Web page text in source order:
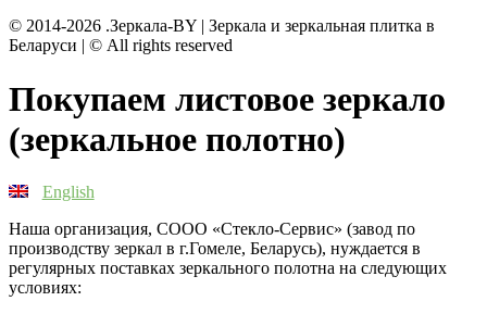
© 2014-2026 .Зеркала-BY | Зеркала и зеркальная плитка в
Беларуси | © All rights reserved
Покупаем листовое зеркало
(зеркальное полотно)
English
Наша организация, СООО «Стекло-Сервис» (завод по
производству зеркал в г.Гомеле, Беларусь), нуждается в
регулярных поставках зеркального полотна на следующих
условиях: